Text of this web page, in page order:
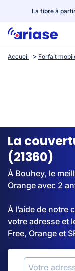
La fibre à
Box internet
Streaming
Accueil Forfait
La
(21360)
À Bouhey, le
Orange avec 2
À l’aide de notre
votre adresse et
Free, Orange et